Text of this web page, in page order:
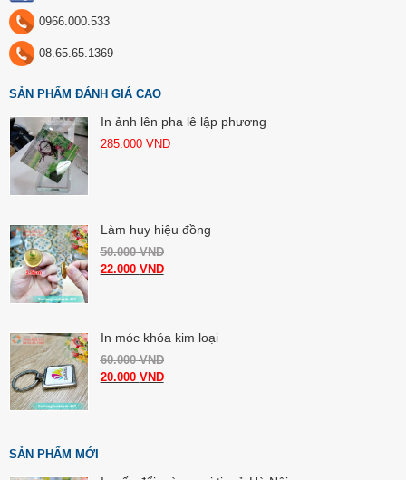
0966.000.533
08.65.65.1369
SẢN PHẨM ĐÁNH GIÁ CAO
In ảnh lên pha lê lập phương
285.000 VND
Làm huy hiệu đồng
50.000VND
22.000 VND
In móc khóa kim loại
60.000VND
20.000 VND
SẢN PHẨM MỚI